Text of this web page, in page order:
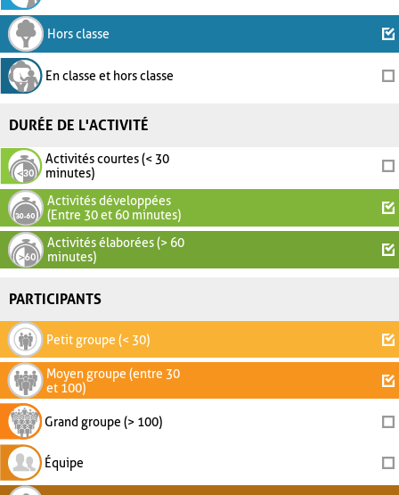
Hors classe
En classe et hors classe
DURÉE DE L'ACTIVITÉ
Activités courtes (< 30
minutes)
Activités développées
(Entre 30 et 60 minutes)
Activités élaborées (> 60
minutes)
PARTICIPANTS
Petit groupe (< 30)
Moyen groupe (entre 30
et 100)
Grand groupe (> 100)
Équipe